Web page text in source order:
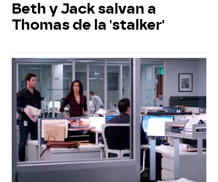
Beth y Jack salvan a
Thomas de la 'stalker'